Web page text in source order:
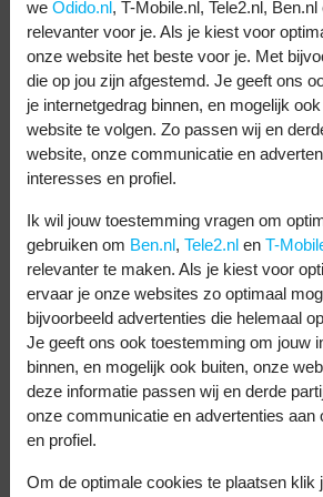
gaat meteen langer mee.
Controleer welke apps
gebruiken
Wil je weten welke apps je
Scrol naar beneden en je ziet
apps de meeste energie
die apps niet vaak? Schakel
achtergrondactiviteit uit
Automatische
Zet automatische helderheid
scherm zich aanpast aan het
we Odido.nl, T-Mobile.nl, Tele2.nl,
relevanter voor je. Als je kiest voor
onze website het beste voor je. Met
die op jou zijn afgestemd. Je geeft ons
je internetgedrag binnen, en mogelijk
website te volgen. Zo passen wij en
website, onze communicatie en
interesses en profiel.
Ik wil jouw toestemming vragen om
gebruiken om Ben.nl, Tele2.nl en T-
relevanter te maken. Als je kiest voor
ervaar je onze websites zo optimaal
bijvoorbeeld advertenties die helemaal
Je geeft ons ook toestemming om jouw
binnen, en mogelijk ook buiten, onze
deze informatie passen wij en derde
onze communicatie en advertenties aan
en profiel.
Om de optimale cookies te plaatsen klik